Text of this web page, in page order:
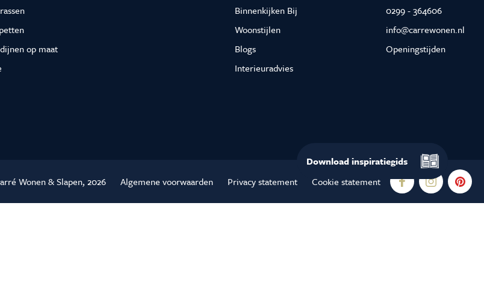
Download
inspiratiegids
op maat
Binnenkijken Bij
Woonstijlen
Blogs
Interieuradvies
0299 - 364606
info@carrewonen.nl
Openingstijden
Algemene voorwaarden Privacy statement Cookie statement
Wonen & Slapen, 2026